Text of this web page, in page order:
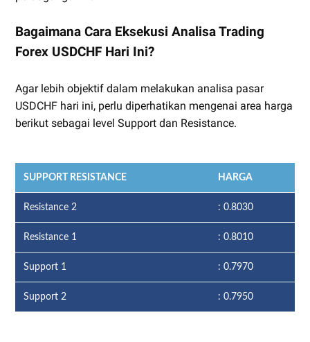
Bagaimana Cara Eksekusi Analisa Trading
Forex USDCHF Hari Ini?
Agar lebih objektif dalam melakukan analisa pasar
USDCHF hari ini, perlu diperhatikan mengenai area harga
berikut sebagai level Support dan Resistance.
SUPPORT RESISTANCE HARGA
Resistance 2 : 0.8030
Resistance 1 : 0.8010
Support 1 : 0.7970
Support 2 : 0.7950